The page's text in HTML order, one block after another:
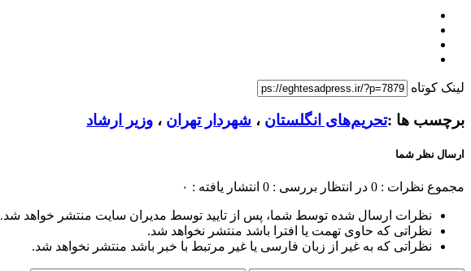
لینک کوتاه
برچسب ها :تحریم‌های انگلستان ، شهردار تهران ، وزیر ارشاد
ارسال نظر شما
مجموع نظرات : 0 در انتظار بررسی : 0 انتشار یافته : ۰
نظرات ارسال شده توسط شما، پس از تایید توسط مدیران سایت منتشر خواهد شد.
نظراتی که حاوی تهمت یا افترا باشد منتشر نخواهد شد.
نظراتی که به غیر از زبان فارسی یا غیر مرتبط با خبر باشد منتشر نخواهد شد.